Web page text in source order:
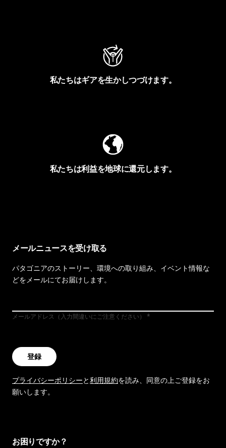
私たちはギアを生かしつづけます。
私たちは利益を地球に還元します。
メールニュースを受け取る
パタゴニアのストーリー、環境への取り組み、イベント情報な
どをメールにてお届けします。
メールアドレス（入力間違いにご注意ください）
登録
プライバシーポリシーと利用規約を読み、同意の上ご登録をお
願いします。
お困りですか？